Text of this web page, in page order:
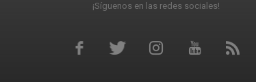
¡Síguenos en las redes sociales!